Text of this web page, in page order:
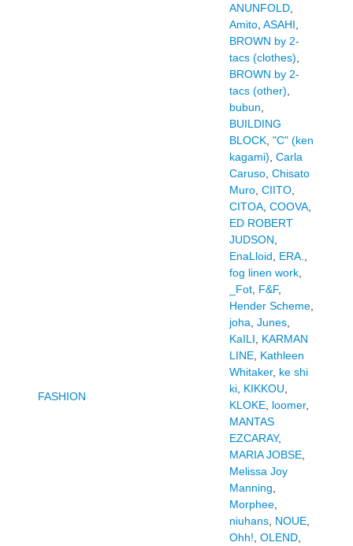
FASHION
ANUNFOLD,
Amito, ASAHI
BROWN by 2-
tacs (clothes)
BROWN by 2-
tacs (other)
bubun
BUILDING
BLOCK, "C" (ken
kagami) Carla
Caruso, Chisato
Muro, CIITO,
CITOA, COOVA,
ED ROBERT
JUDSON
EnaLloid
ERA.
fog linen work,
_Fot, F&F,
Hender Scheme,
joha Junes,
KaILI
KARMAN
LINE, Kathleen
Whitaker, ke shi
ki, KIKKOU
KLOKE, loomer,
MANTAS
EZCARAY,
MARIA JOBSE,
Melissa Joy
Manning
Morphee,
niuhans, NOUE,
Ohh! OLEND,